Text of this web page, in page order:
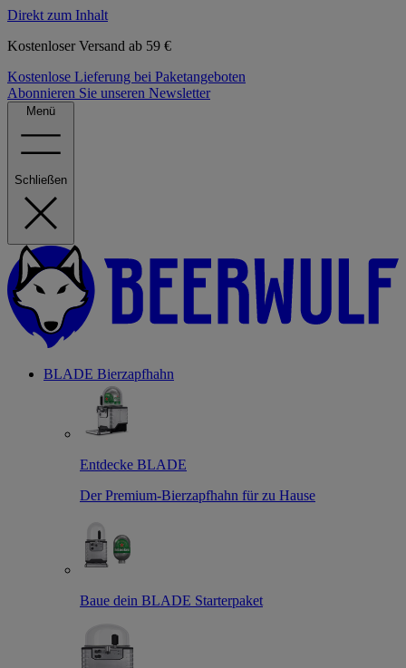
Direkt zum Inhalt
Kostenloser Versand ab 59 €
Kostenlose Lieferung bei Paketangeboten
Abonnieren Sie unseren Newsletter
Menü
Schließen
BLADE Bierzapfhahn
Entdecke BLADE
Der Premium-Bierzapfhahn für zu Hause
Baue dein BLADE Starterpaket